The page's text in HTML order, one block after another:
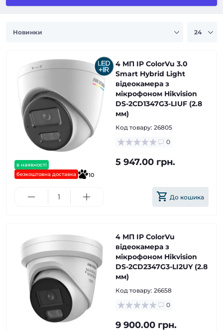
в наявності
безкоштовна доставка
10
4 МП IP ColorVu 3.0
Smart Hybrid Light
відеокамера з
мікрофоном Hikvision
DS-2CD1347G3-LIUF (2.8
мм)
Код товару: 26805
0
5 947.00 грн.
До кошика
4 МП IP ColorVu
відеокамера з
мікрофоном Hikvision
DS-2CD2347G3-LI2UY (2.8
мм)
Код товару: 26658
0
9 900.00 грн.